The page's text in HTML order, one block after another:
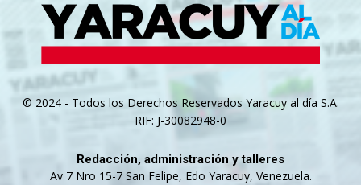
© 2024 - Todos los Derechos Reservados Yaracuy al día S.A.
RIF: J-30082948-0
Redacción, administración y talleres
Av 7 Nro 15-7 San Felipe, Edo Yaracuy, Venezuela.